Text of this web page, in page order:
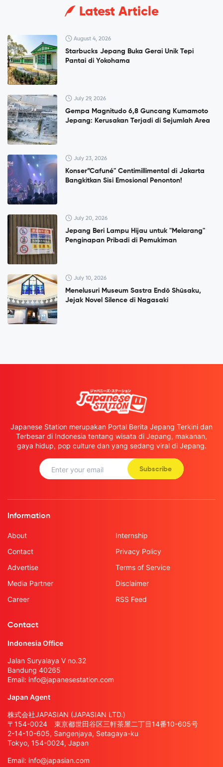
Latest Article
August 4, 2026
Starbucks Jepang Buka Gerai Unik Tepi
Pantai di Yokohama
July 29, 2026
Gempa Magnitudo 6,8 Guncang Kumamoto
Jepang: Kerusakan Terjadi di Sejumlah Area
July 23, 2026
Konser”Cafuné" Centimillimental di Jakarta
Bangkitkan Sisi Emosional Penonton!
July 20, 2026
Jepang Beri Lampu Hijau untuk "Melarang"
Penginapan Pribadi di Pemukiman
July 10, 2026
Menelusuri Museum Sastra Endō Shūsaku,
Jejak Novel Silence di Nagasaki
Japanese Station merupakan Portal Berita Jepang Terkini dan
Terbesar di Indonesia tentang wisata di Jepang, makanan,
gaya hidup, pop culture dan yang sedang viral di Jepang.
Subscribe
Information
About
Contact
Advertise
Media Partner
Career
Internship
Privacy Policy
Terms of Service
Disclaimer
RSS Feed
Contact
Indonesia Office
Jalan Suryalaya V no.32
Bandung 40265
Email: info@japanesestation.com
Japan Agent
株式会社JAPASIAN (JAPASIAN LTD.)
〒154-0024 東京都世田谷区三軒茶屋二丁目14番10-605号
2-14-10-605, Sangenjaya, Setagaya-ku
Tokyo, 154-0024, Japan
Email: info@japasian.com